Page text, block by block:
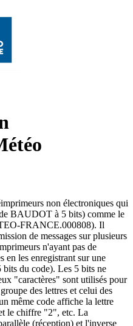
non électroniques qui
BAUDOT à 5 bits) comme le
FRANCE.000808). Il
de messages sur plusieurs
n'ayant pas de
en les enregistrant sur une
bits du code). Les 5 bits ne
"caractères" sont utilisés pour
des lettres et celui des
même code affiche la lettre
le chiffre "2", etc. La
(réception) et l'inverse